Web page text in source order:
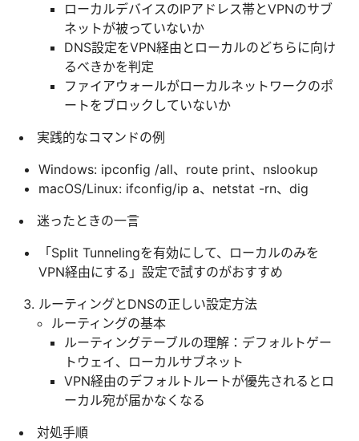
ローカルデバイスのIPアドレス帯とVPNのサブ
ネットが被っていないか
DNS設定をVPN経由とローカルのどちらに向け
るべきかを判定
ファイアウォールがローカルネットワークのポ
ートをブロックしていないか
実践的なコマンドの例
Windows: ipconfig /all、route print、nslookup
macOS/Linux: ifconfig/ip a、netstat -rn、dig
迷ったときの一言
「Split Tunnelingを有効にして、ローカルのみを
VPN経由にする」設定で試すのがおすすめ
ルーティングとDNSの正しい設定方法
ルーティングの基本
ルーティングテーブルの理解：デフォルトゲー
トウェイ、ローカルサブネット
VPN経由のデフォルトルートが優先されるとロ
ーカル宛が届かなくなる
対処手順